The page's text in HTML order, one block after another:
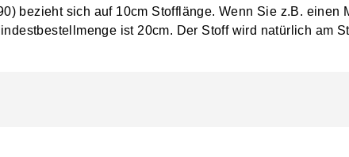
bezieht sich auf 10cm Stofflänge. Wenn Sie z.B.
ist 20cm. Der Stoff wird natürlich am